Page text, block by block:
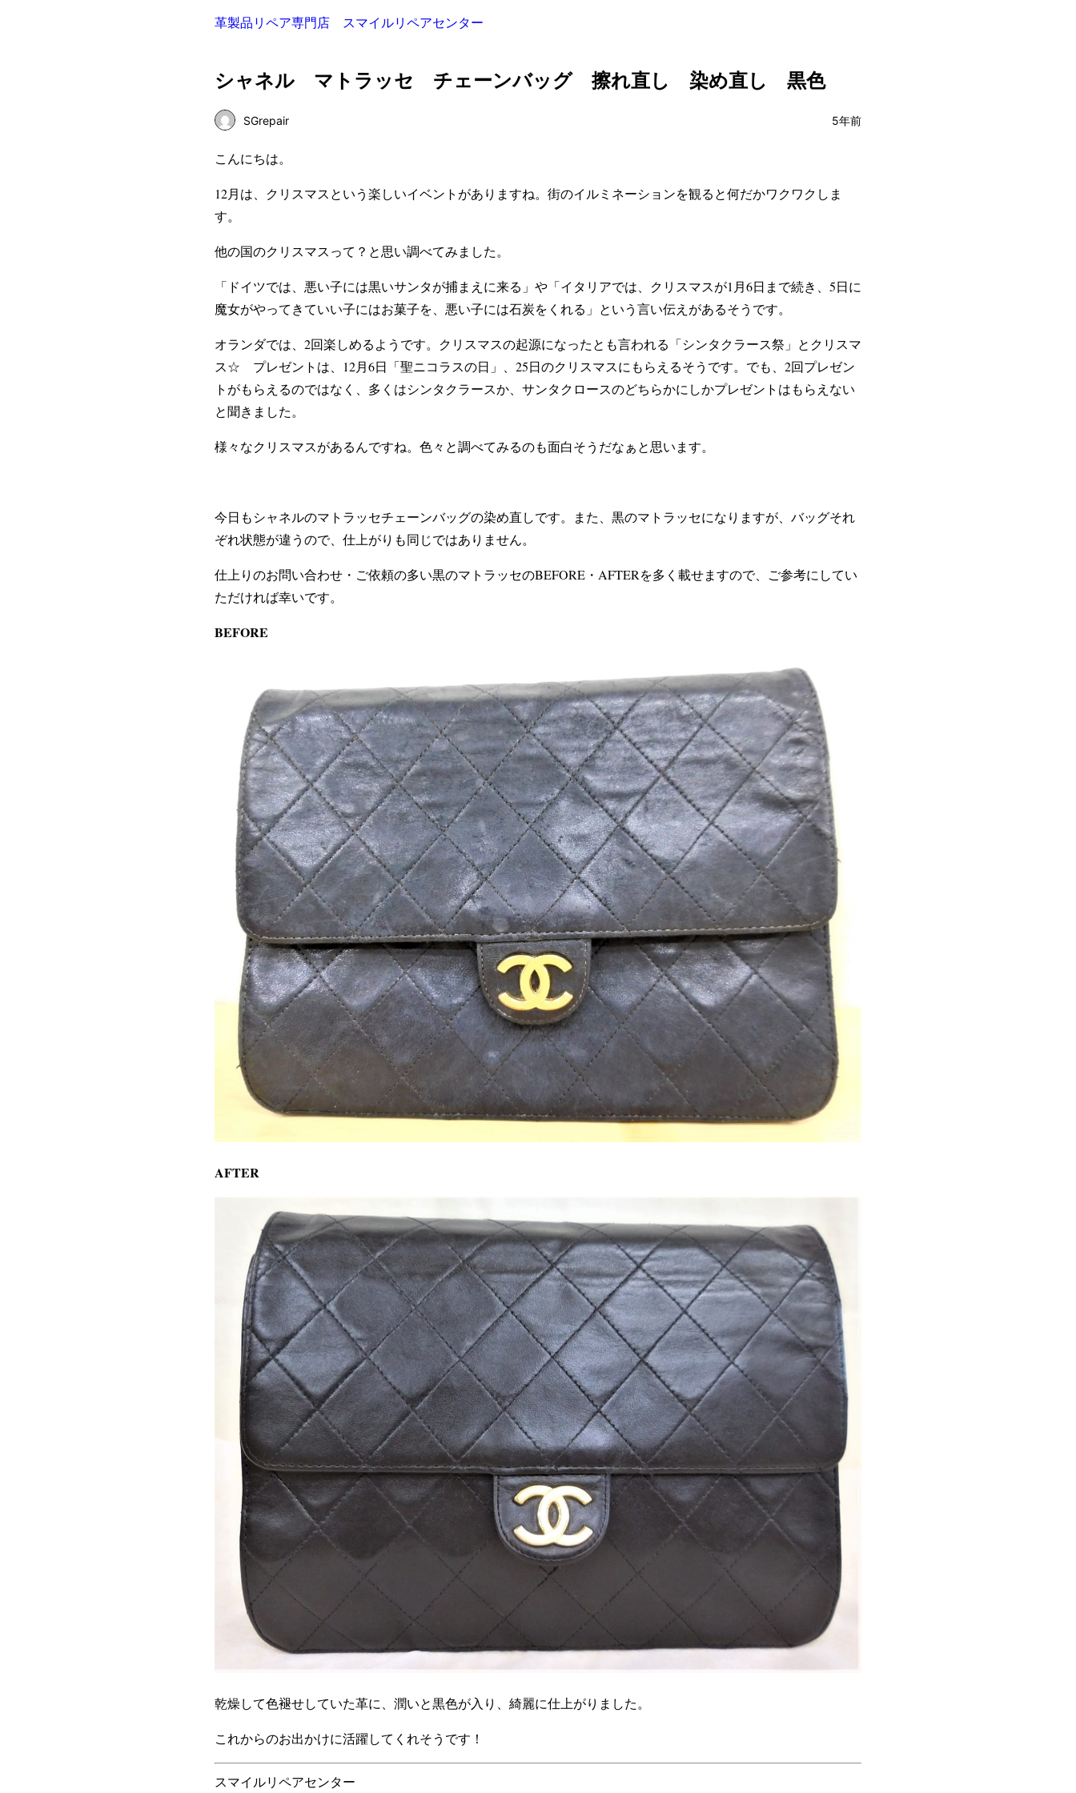
革製品リペア専門店 スマイルリペアセンター
シャネル マトラッセ チェーンバッグ 擦れ直し 染め直し 黒色
SGrepair 5年前
こんにちは。
12月は、クリスマスという楽しいイベントがありますね。街のイルミネーションを観ると何だかワクワクしま
す。
他の国のクリスマスって？と思い調べてみました。
「ドイツでは、悪い子には黒いサンタが捕まえに来る」や「イタリアでは、クリスマスが1月6日まで続き、5日に
魔女がやってきていい子にはお菓子を、悪い子には石炭をくれる」という言い伝えがあるそうです。
オランダでは、2回楽しめるようです。クリスマスの起源になったとも言われる「シンタクラース祭」とクリスマ
ス☆ プレゼントは、12月6日「聖ニコラスの日」、25日のクリスマスにもらえるそうです。でも、2回プレゼン
トがもらえるのではなく、多くはシンタクラースか、サンタクロースのどちらかにしかプレゼントはもらえない
と聞きました。
様々なクリスマスがあるんですね。色々と調べてみるのも面白そうだなぁと思います。
今日もシャネルのマトラッセチェーンバッグの染め直しです。また、黒のマトラッセになりますが、バッグそれ
ぞれ状態が違うので、仕上がりも同じではありません。
仕上りのお問い合わせ・ご依頼の多い黒のマトラッセのBEFORE・AFTERを多く載せますので、ご参考にしてい
ただければ幸いです。
BEFORE
AFTER
乾燥して色褪せしていた革に、潤いと黒色が入り、綺麗に仕上がりました。
これからのお出かけに活躍してくれそうです！
スマイルリペアセンター